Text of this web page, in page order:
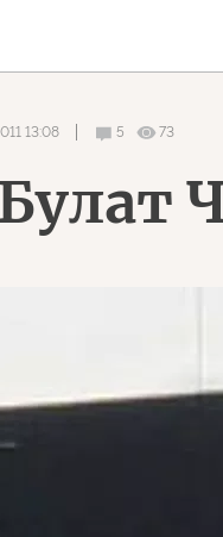
13:08 5 73